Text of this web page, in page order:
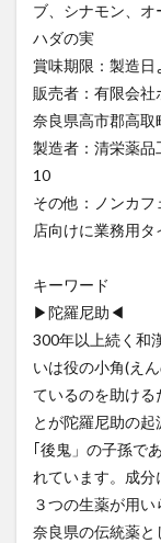
ブ、シナモン、
ハダの実
賞味期限：製造日
販売者：有限会社
奈良県高市郡高
製造者：清栄薬
10
その他：ノンカ
店向けに業務用タ
キーワード
▶陀羅尼助◀
300年以上続く和
いは役の小角(え
ているのを助ける
とが陀羅尼助の
｢後鬼」の子孫で
れています。成
３つの生薬が用い
奈良県の伝統薬と